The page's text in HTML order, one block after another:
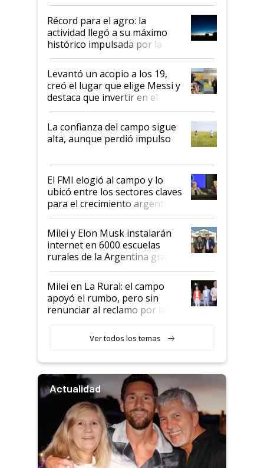
el agro aportó casi seis de cada
diez dólares y sostuvo el
liderazgo en un semestre
récord
Récord para el agro: la
actividad llegó a su máximo
histórico impulsada por la
cosecha y las exportaciones
Levantó un acopio a los 19,
creó el lugar que elige Messi y
destaca que invertir en el
kirchnerismo era como "darle
plata a un hijo para droga":
Juan Félix Rossetti, el libertario
que de una dura crisis salió
de Milei
La confianza del campo sigue
alta, aunque perdió impulso
El FMI elogió al campo y lo
ubicó entre los sectores claves
para el crecimiento argentino
Milei y Elon Musk instalarán
internet en 6000 escuelas
rurales de la Argentina gracias
a un acuerdo con Starlink
Milei en La Rural: el campo
apoyó el rumbo, pero sin
renunciar al reclamo por las
Ver todos los temas
Actualidad